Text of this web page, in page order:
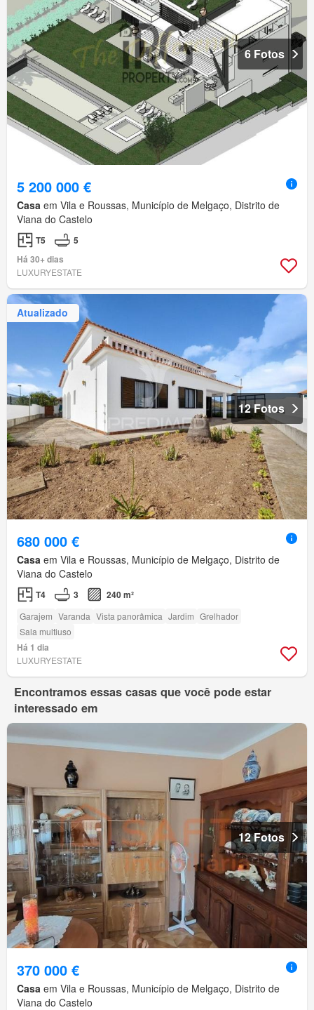
6 Fotos
5 200 000 €
Casa em Vila e Roussas, Município de Melgaço, Distrito de
Viana do Castelo
T5
5
Há 30+ dias
LUXURYESTATE
Atualizado
12 Fotos
680 000 €
Casa em Vila e Roussas, Município de Melgaço, Distrito de
Viana do Castelo
T4 3 240 m²
Garajem Varanda Vista panorâmica Jardim Grelhador
Sala multiuso
Há 1 dia
LUXURYESTATE
Encontramos essas casas que você pode estar
interessado em
12 Fotos
370 000 €
Casa em Vila e Roussas, Município de Melgaço, Distrito de
Viana do Castelo